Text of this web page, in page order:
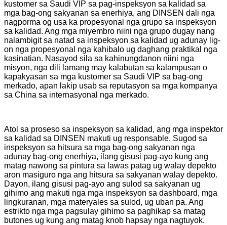
kustomer sa Saudi VIP sa pag-inspeksyon sa kalidad sa
mga bag-ong sakyanan sa enerhiya, ang DINSEN dali nga
nagporma og usa ka propesyonal nga grupo sa inspeksyon
sa kalidad. Ang mga miyembro niini nga grupo dugay nang
nalambigit sa natad sa inspeksyon sa kalidad ug adunay lig-
on nga propesyonal nga kahibalo ug daghang praktikal nga
kasinatian. Nasayod sila sa kahinungdanon niini nga
misyon, nga dili lamang may kalabutan sa kalampusan o
kapakyasan sa mga kustomer sa Saudi VIP sa bag-ong
merkado, apan lakip usab sa reputasyon sa mga kompanya
sa China sa internasyonal nga merkado.
Atol sa proseso sa inspeksyon sa kalidad, ang mga inspektor
sa kalidad sa DINSEN makuti ug responsable. Sugod sa
inspeksyon sa hitsura sa mga bag-ong sakyanan nga
adunay bag-ong enerhiya, ilang gisusi pag-ayo kung ang
matag nawong sa pintura sa lawas patag ug walay depekto
aron masiguro nga ang hitsura sa sakyanan walay depekto.
Dayon, ilang gisusi pag-ayo ang sulod sa sakyanan ug
gihimo ang makuti nga mga inspeksyon sa dashboard, mga
lingkuranan, mga materyales sa sulod, ug uban pa. Ang
estrikto nga mga pagsulay gihimo sa paghikap sa matag
butones ug kung ang matag knob hapsay nga nagtuyok.